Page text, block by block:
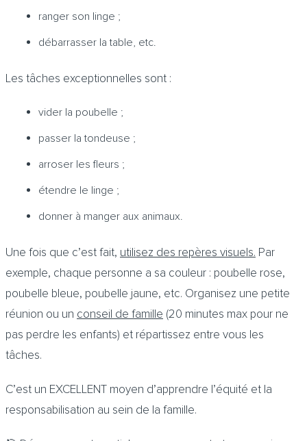
ranger son linge ;
débarrasser la table, etc.
Les tâches exceptionnelles sont :
vider la poubelle ;
passer la tondeuse ;
arroser les fleurs ;
étendre le linge ;
donner à manger aux animaux.
Une fois que c’est fait, utilisez des repères visuels. Par
exemple, chaque personne a sa couleur : poubelle rose,
poubelle bleue, poubelle jaune, etc. Organisez une petite
réunion ou un conseil de famille (20 minutes max pour ne
pas perdre les enfants) et répartissez entre vous les
tâches.
C’est un EXCELLENT moyen d’apprendre l’équité et la
responsabilisation au sein de la famille.